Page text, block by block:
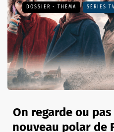
DOSSIER - THEMA SÉRIES TV
On regarde ou
nouveau polar de